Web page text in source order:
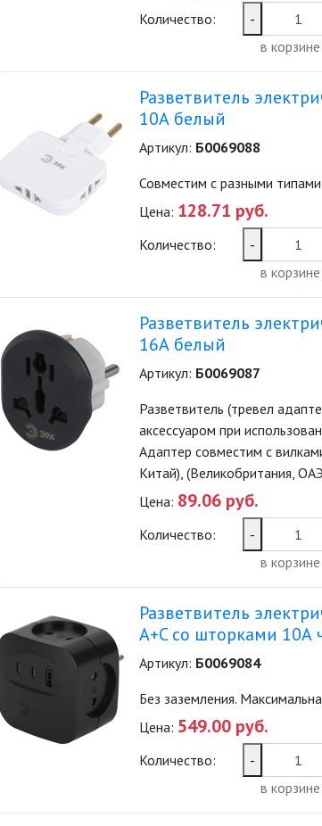
Количество: -
в корзине
Разветвитель
10А белый
Артикул: Б0069088
Совместим с разными
Цена: 128.71 руб.
Количество: -
в корзине
Разветвитель
16А белый
Артикул: Б0069087
Разветвитель (тревел
аксессуаром при
Адаптер совместим с
Китай), (Великобритания,
Цена: 89.06 руб.
Количество: -
в корзине
Разветвитель
A+C со шторками 10А
Артикул: Б0069084
Без заземления.
Цена: 549.00 руб.
Количество: -
в корзине